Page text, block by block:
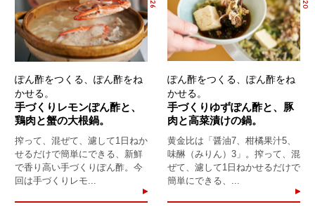
ぽん酢をつくる、ぽん酢をね
かせる。
手づくりレモンぽん酢と、
鶏肉と蟹の大根鍋。
搾って、混ぜて、濾して1日ねか
せるだけで簡単にできる、新鮮
で香り高い手づくりぽん酢。今
回は手づくりレモ...
ぽん酢をつくる、ぽん酢をね
かせる。
手づくりゆずぽん酢と、豚
肉と高菜漬けの鍋。
黄金比は「醤油7、柑橘果汁5、
味醂（みりん）3」。搾って、混
ぜて、濾して1日ねかせるだけで
簡単にできる、...